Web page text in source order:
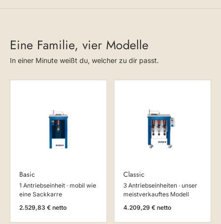
Eine Familie, vier Modelle
In einer Minute weißt du, welcher zu dir passt.
Basic
1 Antriebseinheit · mobil wie
eine Sackkarre
2.529,83 € netto
Classic
3 Antriebseinheiten · unser
meistverkauftes Modell
4.209,29 € netto